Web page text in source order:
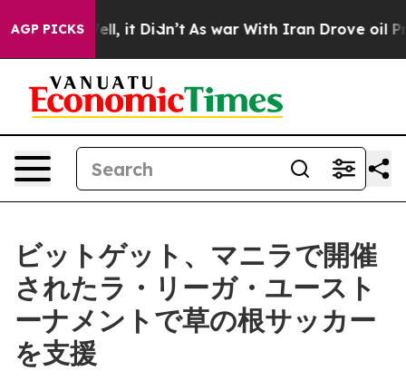
AGP PICKS
Well, it Didn’t As war With Iran Drove oil Prices
ビットゲット、マニラで開催
されたラ・リーガ・ユースト
ーナメントで草の根サッカー
を支援